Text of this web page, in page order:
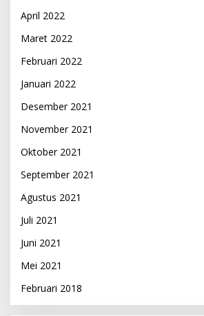
April 2022
Maret 2022
Februari 2022
Januari 2022
Desember 2021
November 2021
Oktober 2021
September 2021
Agustus 2021
Juli 2021
Juni 2021
Mei 2021
Februari 2018